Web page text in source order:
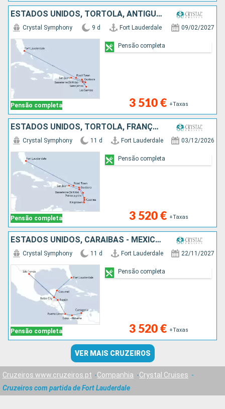
ESTADOS UNIDOS, TORTOLA, ANTÍGUA E BARBUDA, FRANÇA, GUADALUPE, PORTO RICO
Pensão completa
Crystal Symphony 9 d Fort Lauderdale 09/02/2027
3 510 € +Taxas
Pensão completa
ESTADOS UNIDOS, TORTOLA, FRANÇA, GUADALUPE, ST VINCENT E GRENADINES, SANTA LÚCIA, MARTINICA, PORTO RICO
Pensão completa
Crystal Symphony 11 d Fort Lauderdale 03/12/2026
3 520 € +Taxas
Pensão completa
ESTADOS UNIDOS, CARAIBAS - MEXICO, BELIZE, SÃO TOMÁS, HONDURAS, COSTA RICA, PANAMA, COLÔMBIA
Pensão completa
Crystal Symphony 11 d Fort Lauderdale 22/11/2027
3 520 € +Taxas
Pensão completa
VER MAIS CRUZEIROS
Cruzeiros www.cruzeiros.pt Companhia
Crystal Cruises
Cruzeiros com partida de Fort Lauderdale